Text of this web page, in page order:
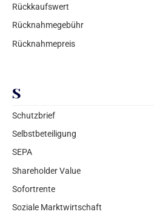
Rückkaufswert
Rücknahmegebühr
Rücknahmepreis
S
Schutzbrief
Selbstbeteiligung
SEPA
Shareholder Value
Sofortrente
Soziale Marktwirtschaft